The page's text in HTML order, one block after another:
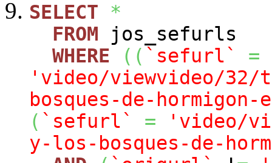
SELECT
*
FROM jos_sefurls
WHERE
( ( `sefurl`
=
'video/viewvideo/
bosques-de-
( `sefurl` =
'video/
y-los-bosques-de-